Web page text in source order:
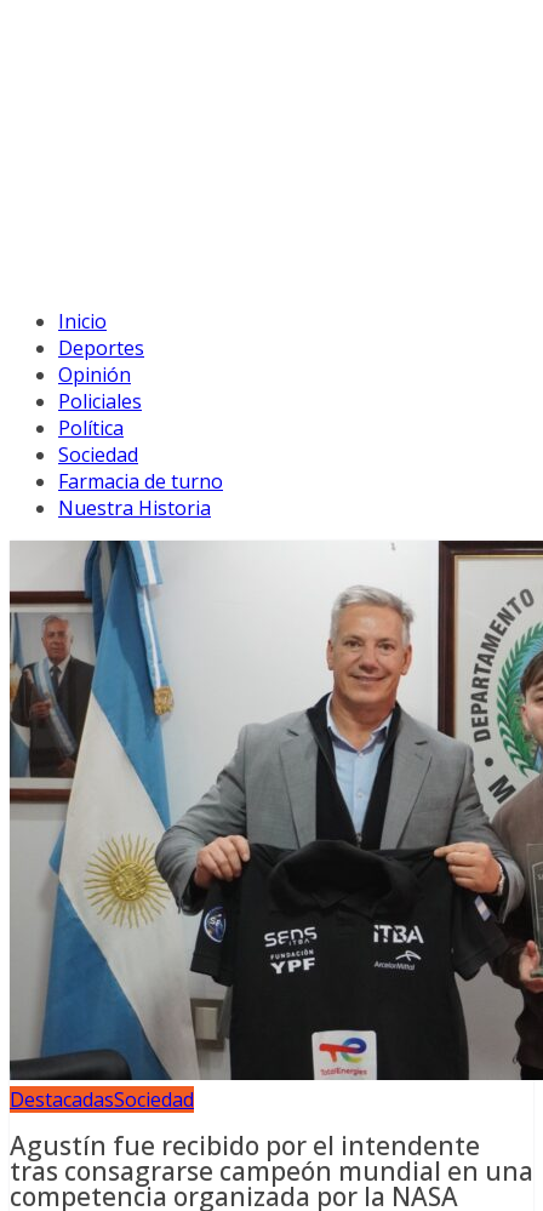
Inicio
Deportes
Opinión
Policiales
Política
Sociedad
Farmacia de turno
Nuestra Historia
DestacadasSociedad
Agustín fue recibido por el intendente
tras consagrarse campeón mundial en una
competencia organizada por la NASA